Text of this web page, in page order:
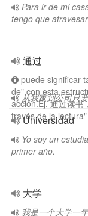
Para ir de mi
tengo que
通过
puede significar
de" con esta
acción.Ej. 通过读书
través de la lectura"
从我家到公司只
Universidad
Yo soy un
primer año.
大学
我是一个大学一